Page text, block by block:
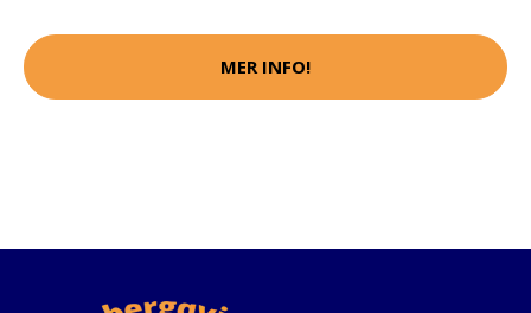
MER INFO!